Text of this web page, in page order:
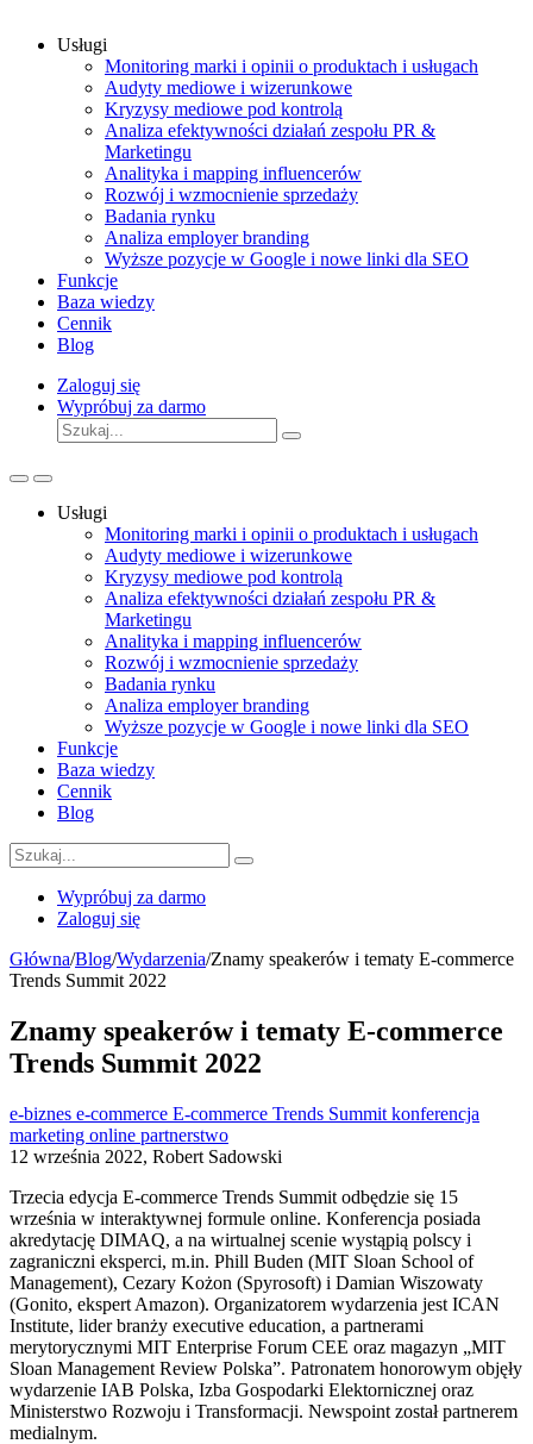
Usługi
Monitoring marki i opinii o produktach i usługach
Audyty mediowe i wizerunkowe
Kryzysy mediowe pod kontrolą
Analiza efektywności działań zespołu PR &
Marketingu
Analityka i mapping influencerów
Rozwój i wzmocnienie sprzedaży
Badania rynku
Analiza employer branding
Wyższe pozycje w Google i nowe linki dla SEO
Funkcje
Baza wiedzy
Cennik
Blog
Zaloguj się
Wypróbuj za darmo
Usługi
Monitoring marki i opinii o produktach i usługach
Audyty mediowe i wizerunkowe
Kryzysy mediowe pod kontrolą
Analiza efektywności działań zespołu PR &
Marketingu
Analityka i mapping influencerów
Rozwój i wzmocnienie sprzedaży
Badania rynku
Analiza employer branding
Wyższe pozycje w Google i nowe linki dla SEO
Funkcje
Baza wiedzy
Cennik
Blog
Wypróbuj za darmo
Zaloguj się
Główna/Blog/Wydarzenia/Znamy speakerów i tematy E-commerce
Trends Summit 2022
Znamy speakerów i tematy E-commerce
Trends Summit 2022
e-biznes e-commerce E-commerce Trends Summit konferencja
marketing online partnerstwo
12 września 2022, Robert Sadowski
Trzecia edycja E-commerce Trends Summit odbędzie się 15
września w interaktywnej formule online. Konferencja posiada
akredytację DIMAQ, a na wirtualnej scenie wystąpią polscy i
zagraniczni eksperci, m.in. Phill Buden (MIT Sloan School of
Management), Cezary Kożon (Spyrosoft) i Damian Wiszowaty
(Gonito, ekspert Amazon). Organizatorem wydarzenia jest ICAN
Institute, lider branży executive education, a partnerami
merytorycznymi MIT Enterprise Forum CEE oraz magazyn „MIT
Sloan Management Review Polska”. Patronatem honorowym objęły
wydarzenie IAB Polska, Izba Gospodarki Elektornicznej oraz
Ministerstwo Rozwoju i Transformacji. Newspoint został partnerem
medialnym.